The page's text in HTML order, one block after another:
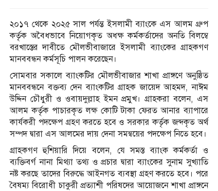
২০১৭ থেকে ২০২৫ সাল পর্যন্ত ইসলামী ব্যাংকে এস আলম গ্রুপ
কর্তৃক অবৈধভাবে নিয়োগকৃত অধক্ষ কর্মকর্তাদের অনতি বিলম্বে
বরখাস্তের দাবীতে মৌলভীবাজারে ইসলামী ব্যাংকের গ্রাহকগণ
মানববন্ধন কর্মসূচি পালন করেছেন।
সোমবার সকালে ব্যাংকটির মৌলভীবাজার শাখা প্রাঙ্গণে অনুষ্ঠিত
মানববন্ধনে বক্তব্য দেন ব্যাংকটির গ্রাহক জায়েদ আহমদ, নাঈম
উদ্দিন চৌধুরী ও ওবায়দুল্লাহ ইমন প্রমুখ। গ্রাহকরা বলেন, এস
আলম কর্তৃক পাচারকৃত লক্ষ কোটি টাকা ফেরত আনার ব্যাপারে
কার্যকরী পদক্ষেপ গ্রহণ করতে হবে ও সরকার কর্তৃক জব্দকৃত অর্থ
সম্পদ দ্বারা এস আলমের দায় দেনা সমন্বয়ের পদক্ষেপ নিতে হবে।
গ্রাহকগণ হুশিয়ারি দিয়ে বলেন, যে সমস্ত ব্যাংক কর্মকর্তা ও
ব্যক্তিবর্গ নানা মিথ্যা তথ্য ও প্রচার দ্বারা ব্যাংকের সুনাম সুখ্যাতি
নষ্ট করছে তাদের বিরুদ্ধে আইনগত ব্যবস্থা গ্রহণ করতে হবে। পরে
বৈষম্য বিরোধী চাকুরী প্রত্যাশী পরিষদের আয়োজনে শাখা প্রাঙ্গনে